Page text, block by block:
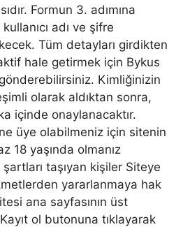
Formun 3. adımına
adı ve şifre
Tüm detayları girdikten
hale getirmek için Bykus
Kimliğinizin
olarak aldıktan sonra,
içinde onaylanacaktır.
üye olabilmeniz için sitenin
18 yaşında olmanız
taşıyan kişiler Siteye
yararlanmaya hak
ana sayfasının üst
ol butonuna tıklayarak